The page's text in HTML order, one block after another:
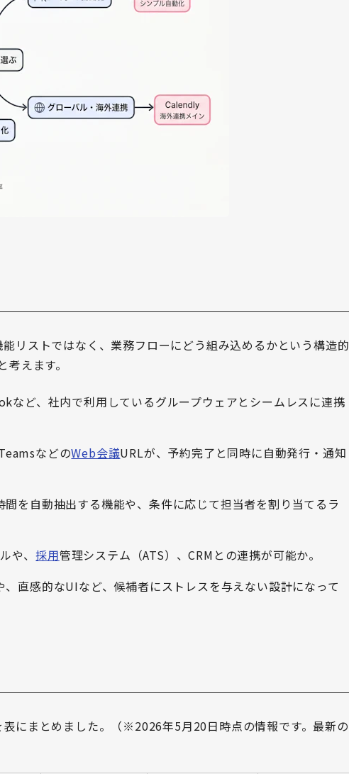
リストではなく、業務フローにどう組み込めるかという構造的
えます。
ど、社内で利用しているグループウェアとシームレスに連携
などのWeb会議URLが、予約完了と同時に自動発行・通知
を自動抽出する機能や、条件に応じて担当者を割り当てるラ
や、採用管理システム（ATS）、CRMとの連携が可能か。
直感的なUIなど、候補者にストレスを与えない設計になって
にまとめました。（※2026年5月20日時点の情報です。最新の